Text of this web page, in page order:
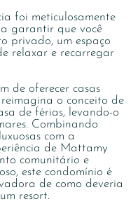
foi meticulosamente
garantir que você
privado, um espaço
relaxar e recarregar
de oferecer casas
o conceito de
de férias, levando-o
Combinando
com a
de Mattamy
comunitário e
este condomínio é
de como deveria
resort.